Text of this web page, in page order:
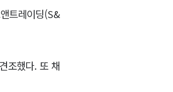
트레이딩(S&
조했다. 또 채